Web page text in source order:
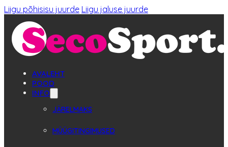
Liigu põhisisu juurde Liigu jaluse juurde
AVALEHT
POOD
INFO
JÄRELMAKS
MÜÜGITINGIMUSED